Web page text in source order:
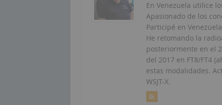
En Venezuela utilice
Apasionado de los
Participé en
He retomando la
posteriormente en el
del 2017 en FT8/FT4
estas modalidades.
WSJT-X.